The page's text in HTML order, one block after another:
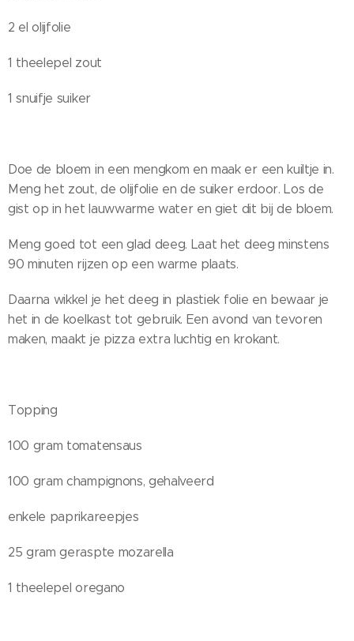
2 el olijfolie
1 theelepel zout
1 snuifje suiker
Doe de bloem in een mengkom en maak er een kuiltje in.
Meng het zout, de olijfolie en de suiker erdoor. Los de
gist op in het lauwwarme water en giet dit bij de bloem.
Meng goed tot een glad deeg. Laat het deeg minstens
90 minuten rijzen op een warme plaats.
Daarna wikkel je het deeg in plastiek folie en bewaar je
het in de koelkast tot gebruik. Een avond van tevoren
maken, maakt je pizza extra luchtig en krokant.
Topping
100 gram tomatensaus
100 gram champignons, gehalveerd
enkele paprikareepjes
25 gram geraspte mozarella
1 theelepel oregano